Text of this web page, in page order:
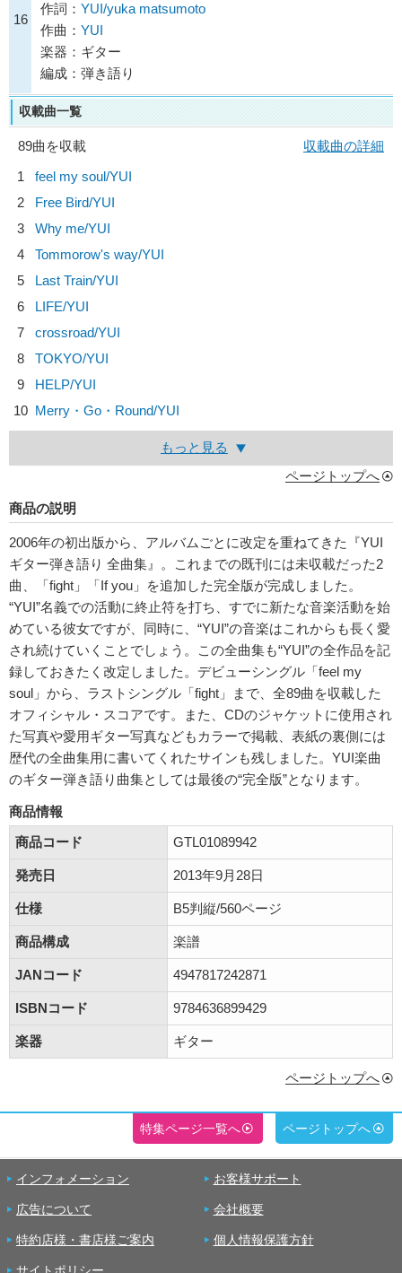
16
作詞： YUI/yuka matsumoto
作曲： YUI
楽器：ギター
編成：弾き語り
収載曲一覧
89曲を収載
収載曲の詳細
1
feel my soul/YUI
2
Free Bird/YUI
3
Why me/YUI
4
Tommorow's way/YUI
5
Last Train/YUI
6
LIFE/YUI
7
crossroad/YUI
8
TOKYO/YUI
9
HELP/YUI
10 Merry・Go・Round/YUI
もっと見る
ページトップへ
商品の説明
2006年の初出版から、アルバムごとに改定を重ねてきた『YUI
ギター弾き語り 全曲集』。これまでの既刊には未収載だった2
曲、「fight」「If you」を追加した完全版が完成しました。
“YUI”名義での活動に終止符を打ち、すでに新たな音楽活動を始
めている彼女ですが、同時に、“YUI”の音楽はこれからも長く愛
され続けていくことでしょう。この全曲集も“YUI”の全作品を記
録しておきたく改定しました。デビューシングル「feel my
soul」から、ラストシングル「fight」まで、全89曲を収載した
オフィシャル・スコアです。また、CDのジャケットに使用され
た写真や愛用ギター写真などもカラーで掲載、表紙の裏側には
歴代の全曲集用に書いてくれたサインも残しました。YUI楽曲
のギター弾き語り曲集としては最後の“完全版”となります。
商品情報
商品コード
GTL01089942
発売日 2013年9月28日
仕様 B5判縦/560ページ
商品構成 楽譜
JANコード 4947817242871
ISBNコード 9784636899429
楽器 ギター
ページトップへ
特集ページ一覧へ ページトップへ
インフォメーション お客様サポート
広告について 会社概要
特約店様・書店様ご案内 個人情報保護方針